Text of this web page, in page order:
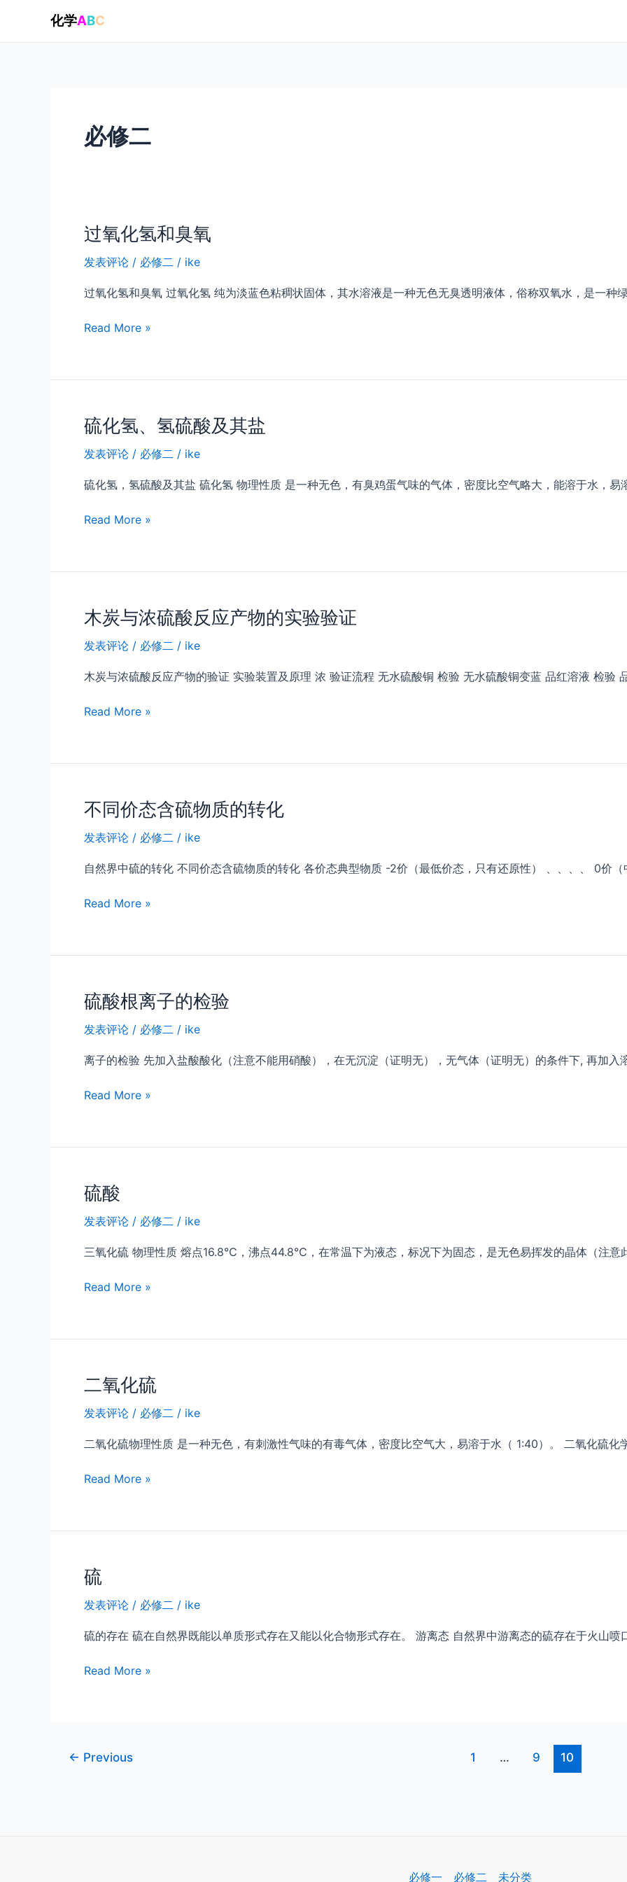
化学ABC
必修二
过氧化氢和臭氧
发表评论 / 必修二 / ike
过氧化氢和臭氧 过氧化氢 纯为淡蓝色粘稠状固体，其水溶液是一种无色无臭透明液体，俗称双氧水，是一种
过
氢
臭
氧
Read More »
硫化氢、氢硫酸及其盐
发表评论 / 必修二 / ike
硫化氢，氢硫酸及其盐 硫化氢 物理性质 是一种无色，有臭鸡蛋气味的气体，密度比空气略大，能溶于水，易
硫
氢
酸
及
其
Read More »
木炭与浓硫酸反应产物的实验验证
发表评论 / 必修二 / ike
木炭与浓硫酸反应产物的验证 实验装置及原理 浓 验证流程 无水硫酸铜 检验 无水硫酸铜变蓝 品红溶液 检验
木
浓
酸
反
应
物
实
Read More »
不同价态含硫物质的转化
发表评论 / 必修二 / ike
自然界中硫的转化 不同价态含硫物质的转化 各价态典型物质 -2价（最低价态，只有还原性） 、、、、 0价（
不
态
硫
物
质
转
Read More »
硫酸根离子的检验
发表评论 / 必修二 / ike
离子的检验 先加入盐酸酸化（注意不能用硝酸），在无沉淀（证明无），无气体（证明无）的条件下, 再加入
硫
离
的
检
验
Read More »
硫酸
发表评论 / 必修二 / ike
三氧化硫 物理性质 熔点16.8℃，沸点44.8℃，在常温下为液态，标况下为固态，是无色易挥发的晶体（注意
硫
Read More »
二氧化硫
发表评论 / 必修二 / ike
二氧化硫物理性质 是一种无色，有刺激性气味的有毒气体，密度比空气大，易溶于水（ 1:40）。 二氧化硫化
二
硫
Read More »
硫
发表评论 / 必修二 / ike
硫的存在 硫在自然界既能以单质形式存在又能以化合物形式存在。 游离态 自然界中游离态的硫存在于火山喷
硫
Read More »
Post← Previous 1 … 9 10
必修一 必修二 未分类